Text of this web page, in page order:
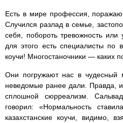
Есть в мире профессия,
Случился разлад в семье,
себя, побороть тревожность
для этого есть специалисты
коучи! Многостаночники — каких
Они погружают нас в чудесный
неведомые ранее дали. Правда,
сплошной сюрреализм.
говорил: «Нормальность
казахстанские коучи, видимо,